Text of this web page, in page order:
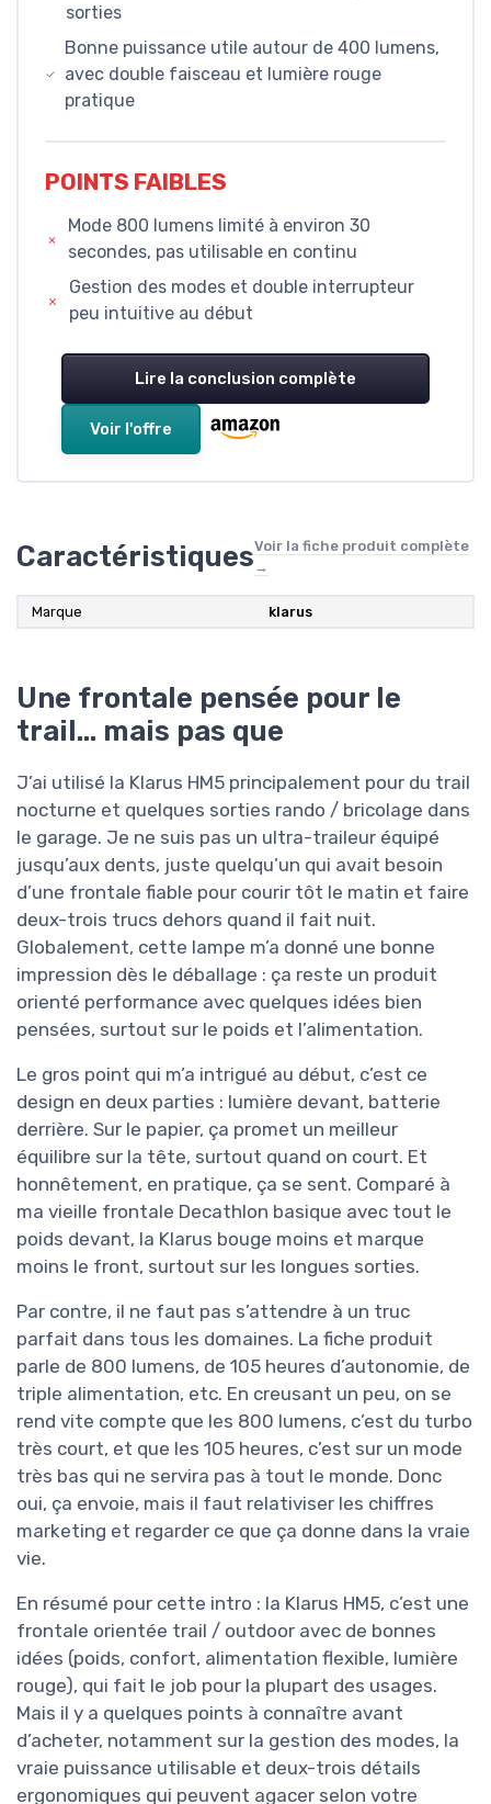
sorties
Bonne puissance utile autour de 400 lumens,
avec double faisceau et lumière rouge
pratique
POINTS FAIBLES
Mode 800 lumens limité à environ 30
secondes, pas utilisable en continu
Gestion des modes et double interrupteur
peu intuitive au début
Lire la conclusion complète
Voir l'offre
CaractéristiquesVoir la fiche produit complète
→
Marque klarus
Une frontale pensée pour le
trail… mais pas que
J’ai utilisé la Klarus HM5 principalement pour du trail
nocturne et quelques sorties rando / bricolage dans
le garage. Je ne suis pas un ultra-traileur équipé
jusqu’aux dents, juste quelqu’un qui avait besoin
d’une frontale fiable pour courir tôt le matin et faire
deux-trois trucs dehors quand il fait nuit.
Globalement, cette lampe m’a donné une bonne
impression dès le déballage : ça reste un produit
orienté performance avec quelques idées bien
pensées, surtout sur le poids et l’alimentation.
Le gros point qui m’a intrigué au début, c’est ce
design en deux parties : lumière devant, batterie
derrière. Sur le papier, ça promet un meilleur
équilibre sur la tête, surtout quand on court. Et
honnêtement, en pratique, ça se sent. Comparé à
ma vieille frontale Decathlon basique avec tout le
poids devant, la Klarus bouge moins et marque
moins le front, surtout sur les longues sorties.
Par contre, il ne faut pas s’attendre à un truc
parfait dans tous les domaines. La fiche produit
parle de 800 lumens, de 105 heures d’autonomie, de
triple alimentation, etc. En creusant un peu, on se
rend vite compte que les 800 lumens, c’est du turbo
très court, et que les 105 heures, c’est sur un mode
très bas qui ne servira pas à tout le monde. Donc
oui, ça envoie, mais il faut relativiser les chiffres
marketing et regarder ce que ça donne dans la vraie
vie.
En résumé pour cette intro : la Klarus HM5, c’est une
frontale orientée trail / outdoor avec de bonnes
idées (poids, confort, alimentation flexible, lumière
rouge), qui fait le job pour la plupart des usages.
Mais il y a quelques points à connaître avant
d’acheter, notamment sur la gestion des modes, la
vraie puissance utilisable et deux-trois détails
ergonomiques qui peuvent agacer selon votre